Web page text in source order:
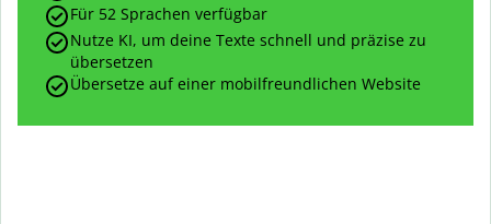
Für 52 Sprachen verfügbar
Nutze KI, um deine Texte schnell und präzise zu
übersetzen
Übersetze auf einer mobilfreundlichen Website